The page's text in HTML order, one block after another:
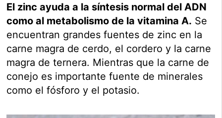
El zinc ayuda a la síntesis normal del ADN
como al metabolismo de la vitamina A. Se
encuentran grandes fuentes de zinc en la
carne magra de cerdo, el cordero y la carne
magra de ternera. Mientras que la carne de
conejo es importante fuente de minerales
como el fósforo y el potasio.